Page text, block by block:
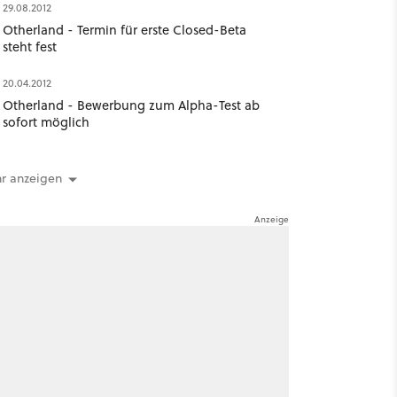
29.08.2012
Otherland - Termin für erste Closed-Beta
steht fest
20.04.2012
Otherland - Bewerbung zum Alpha-Test ab
sofort möglich
anzeigen